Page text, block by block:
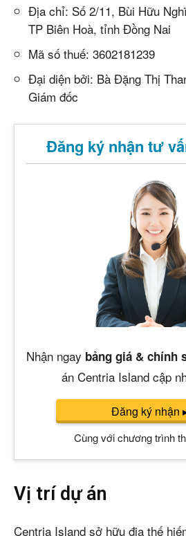
Địa chỉ: Số 2/11, Bùi Hữu
TP Biên Hoà, tỉnh Đồng Nai
Mã số thuế: 3602181239
Đại diện bởi: Bà Đặng Thị
Giám đốc
Đăng ký nhận tư
Nhận ngay bảng giá & chính
án Centria Island cập
Đăng ký nhận
Cùng với chương trình
Vị trí dự án
Centria Island sở hữu địa thế